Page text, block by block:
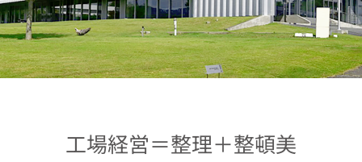
工場経営＝整理＋整頓美